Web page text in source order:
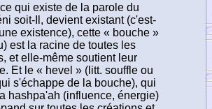
qui existe de la parole du
soit-Il, devient existant (c'est-
existence), cette « bouche »
est la racine de toutes les
et elle-même soutient leur
Et le « hevel » (litt. souffle ou
s'échappe de la bouche), qui
hashpa'ah (influence, énergie)